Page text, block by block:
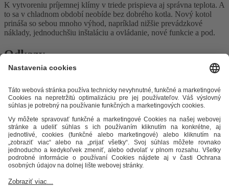
K vytvoreniu príjemnej klímy v triede prispieva aj správna teplota. A
to sa v chladnom období neobíde bez dobrého kotla. Nový kotol
prináša so sebou mnoho výhod, napríklad nižšie prevádzkové
náklady, jednoduchšiu inštaláciu a ovládanie, nové funkcie a pod.
Odkazy
Ochrana osobných údajov
Cenník zemný plyn
Časopis Teplo v
meste Impresum Etický kódex Podmienky a ustanovenia Mapa
stránky
STEFE Zvolen, s.r.o.
Unionka 54
960 01 Zvolen
IČO: 31 612 300
IČ DPH: SK2020478394